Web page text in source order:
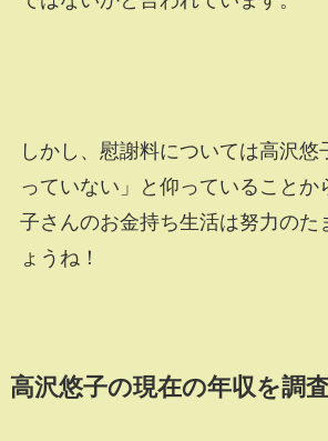
しかし、慰謝料については高沢悠
っていない」と仰っていることか
子さんのお金持ち生活は努力のた
ょうね！
高沢悠子の現在の年収を調査